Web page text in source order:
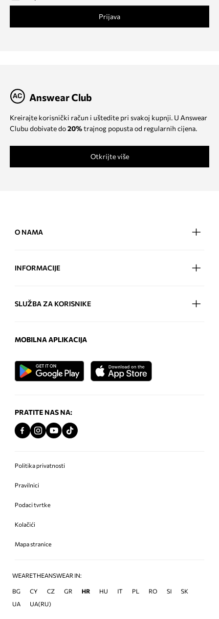
Prijava
Answear Club
Kreirajte korisnički račun i uštedite pri svakoj kupnji. U Answear
Clubu dobivate do20%trajnog popusta od regularnih cijena.
Otkrijte više
O NAMA
INFORMACIJE
SLUŽBA ZA KORISNIKE
MOBILNA APLIKACIJA
PRATITE NAS NA:
Politika privatnosti
Pravilnici
Podaci tvrtke
Kolačići
Mapa stranice
WEARETHEANSWEAR IN:
BG CY CZ GR HR HU IT PL RO SI
SK
UA
UA(RU)